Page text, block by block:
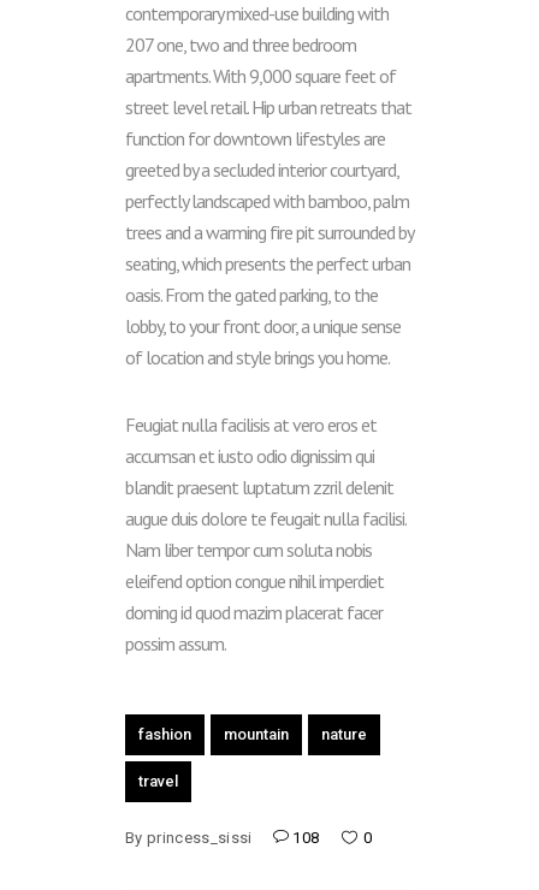
contemporary mixed-use building with
207 one, two and three bedroom
apartments. With 9,000 square feet of
street level retail. Hip urban retreats that
function for downtown lifestyles are
greeted by a secluded interior courtyard,
perfectly landscaped with bamboo, palm
trees and a warming fire pit surrounded by
seating, which presents the perfect urban
oasis. From the gated parking, to the
lobby, to your front door, a unique sense
of location and style brings you home.
Feugiat nulla facilisis at vero eros et
accumsan et iusto odio dignissim qui
blandit praesent luptatum zzril delenit
augue duis dolore te feugait nulla facilisi.
Nam liber tempor cum soluta nobis
eleifend option congue nihil imperdiet
doming id quod mazim placerat facer
possim assum.
fashion mountain nature
travel
By princess_sissi 108 0